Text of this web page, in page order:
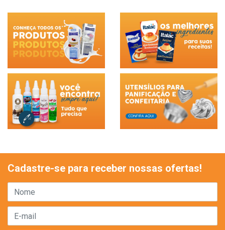
Cadastre-se para receber nossas ofertas!